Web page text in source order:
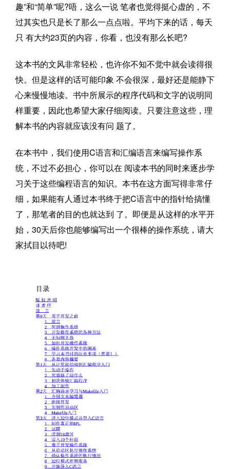
趣”和“简单”呢?唔，这么一说 笔者也觉得挺心虚的，不
过其实也只是长了那么一点点啦。平均下来的话，每天
只 有大约23页的内容，你看，也没有那么长吧?
这本书的文风非常轻松，也许你不知不觉中就会读得很
快。但是这样的话可能印象 不会很深，最好还是能静下
心来慢慢地读。书中所展示的程序代码和文字的说明同
样重要，因此也希望大家仔细阅读。只要注意这些，理
解本书的内容就应该没有问 题了。
在本书中，我们使用C语言和汇编语言来编写操作系
统，不过不必担心，你可以在 阅读本书的同时来逐步学
习关于这些编程语言的知识。本书在这方面写得非常仔
细，如果能有人通过本书终于把C语言中的指针给搞懂
了，那笔者的目的也就达到 了。即便是从这样的水平开
始，30天后你也能够编写出一个很棒的操作系统，请大
家拭目以待吧!